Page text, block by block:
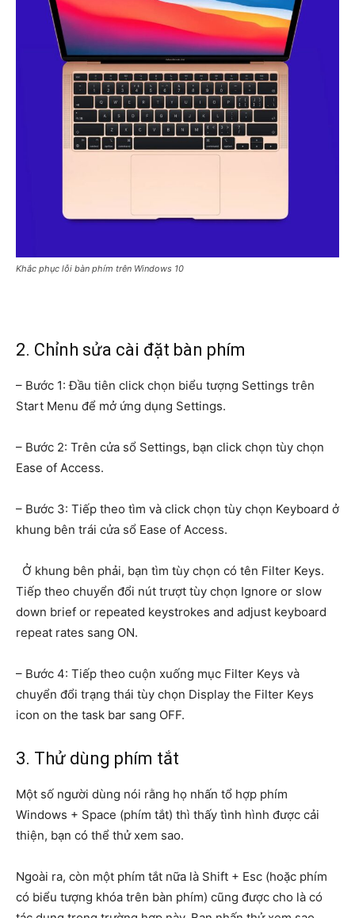
Khắc phục lỗi bàn phím trên Windows 10
2. Chỉnh sửa cài đặt bàn phím
– Bước 1: Đầu tiên click chọn biểu tượng Settings trên
Start Menu để mở ứng dụng Settings.
– Bước 2: Trên cửa sổ Settings, bạn click chọn tùy chọn
Ease of Access.
– Bước 3: Tiếp theo tìm và click chọn tùy chọn Keyboard ở
khung bên trái cửa sổ Ease of Access.
Ở khung bên phải, bạn tìm tùy chọn có tên Filter Keys.
Tiếp theo chuyển đổi nút trượt tùy chọn Ignore or slow
down brief or repeated keystrokes and adjust keyboard
repeat rates sang ON.
– Bước 4: Tiếp theo cuộn xuống mục Filter Keys và
chuyển đổi trạng thái tùy chọn Display the Filter Keys
icon on the task bar sang OFF.
3. Thử dùng phím tắt
Một số người dùng nói rằng họ nhấn tổ hợp phím
Windows + Space (phím tắt) thì thấy tình hình được cải
thiện, bạn có thể thử xem sao.
Ngoài ra, còn một phím tắt nữa là Shift + Esc (hoặc phím
có biểu tượng khóa trên bàn phím) cũng được cho là có